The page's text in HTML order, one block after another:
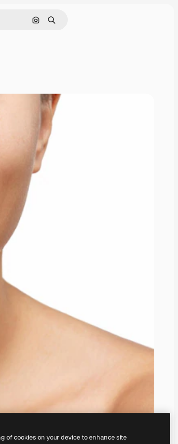
Rechercher par image
Rechercher
of cookies on your device to enhance site